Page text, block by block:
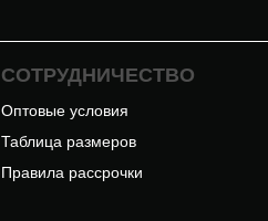
СОТРУДНИЧЕСТВО
Оптовые условия
Таблица размеров
Правила рассрочки